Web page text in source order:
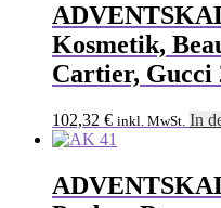
Kosmetik,
Cartier, Gucci
102,32 € inkl. MwSt. In